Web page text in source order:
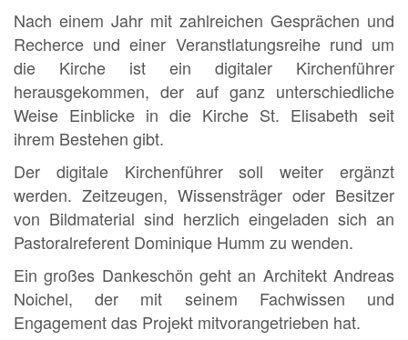
Nach einem Jahr mit zahlreichen Gesprächen und
Recherce und einer Veranstlatungsreihe rund um
die Kirche ist ein digitaler Kirchenführer
herausgekommen, der auf ganz unterschiedliche
Weise Einblicke in die Kirche St. Elisabeth seit
ihrem Bestehen gibt.
Der digitale Kirchenführer soll weiter ergänzt
werden. Zeitzeugen, Wissensträger oder Besitzer
von Bildmaterial sind herzlich eingeladen sich an
Pastoralreferent Dominique Humm zu wenden.
Ein großes Dankeschön geht an Architekt Andreas
Noichel, der mit seinem Fachwissen und
Engagement das Projekt mitvorangetrieben hat.